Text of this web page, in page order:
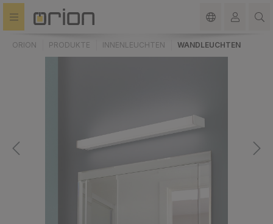
springen
ORION PRODUKTE INNENLEUCHTEN WANDLEUCHTEN